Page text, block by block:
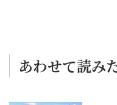
あわせて読み